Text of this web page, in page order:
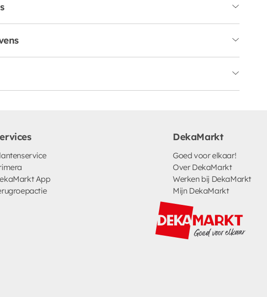
App
DekaMarkt
Goed voor elkaar!
Over DekaMarkt
Werken bij DekaMarkt
Mijn DekaMarkt